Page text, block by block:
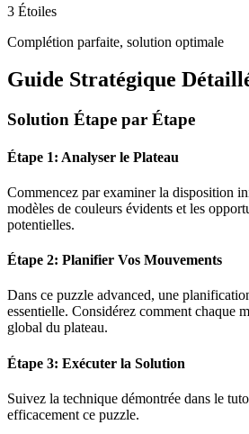
3 Étoiles
Complétion parfaite, solution optimale
Guide Stratégique
Solution Étape par Étape
Étape 1: Analyser le Plateau
Commencez par examiner la disposition
modèles de couleurs évidents et les
potentielles.
Étape 2: Planifier Vos Mouvements
Dans ce puzzle advanced, une
essentielle. Considérez comment chaque
global du plateau.
Étape 3: Exécuter la Solution
Suivez la technique démontrée dans le
efficacement ce puzzle.